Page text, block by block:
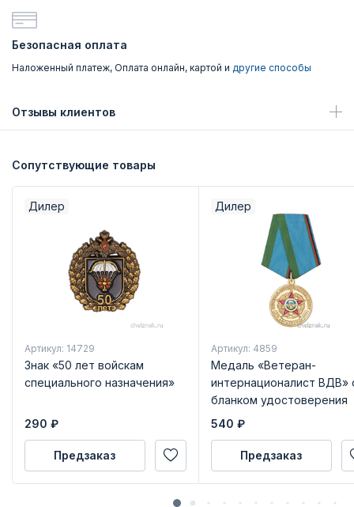
Безопасная оплата
Наложенный платеж, Оплата онлайн, картой и другие способы
Отзывы клиентов
Сопутствующие товары
Дилер
Артикул: 14729
Знак «50 лет войскам
специального назначения»
290 ₽
Предзаказ
Дилер
Артикул: 4859
Медаль «Ветеран-
интернационалист ВДВ»
бланком удостоверения
540 ₽
Предзаказ